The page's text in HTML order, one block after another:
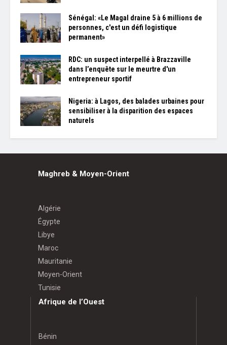
Sénégal: «Le Magal draine 5 à 6 millions de
personnes, c'est un défi logistique
permanent»
RDC: un suspect interpellé à Brazzaville
dans l’enquête sur le meurtre d'un
entrepreneur sportif
Nigeria: à Lagos, des balades urbaines pour
sensibiliser à la disparition des espaces
naturels
Maghreb & Moyen-Orient
Algérie
Égypte
Libye
Maroc
Mauritanie
Moyen-Orient
Tunisie
Afrique de l’Ouest
Bénin